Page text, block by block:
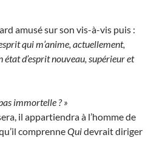
amusé sur son vis-à-vis puis :
qui m’anime, actuellement,
d’esprit nouveau, supérieur et
immortelle ? »
il appartiendra à l’homme de
comprenneQuidevrait diriger